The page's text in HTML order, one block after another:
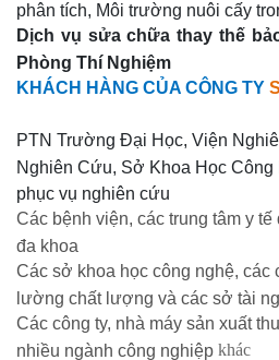
phân tích, Môi trường nuôi cấy
Dịch vụ sửa chữa thay thế
Phòng Thí Nghiệm
KHÁCH HÀNG CỦA CÔNG TY
PTN Trường Đại Học, Viện
Nghiên Cứu, Sở Khoa Học
phục vụ nghiên cứu
Các bệnh viện, các trung tâm y
đa khoa
Các sở khoa học công nghệ, các
lường chất lượng và các sở tài
Các công ty, nhà máy sản xuất
nhiều ngành công nghiệp khác